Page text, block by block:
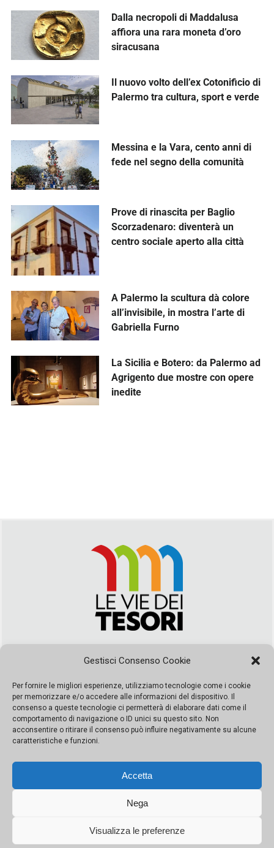
Gestisci Consenso Cookie
Per fornire le migliori esperienze, utilizziamo tecnologie come i cookie
per memorizzare e/o accedere alle informazioni del dispositivo. Il
consenso a queste tecnologie ci permetterà di elaborare dati come il
comportamento di navigazione o ID unici su questo sito. Non
acconsentire o ritirare il consenso può influire negativamente su alcune
caratteristiche e funzioni.
Accetta
Nega
Visualizza le preferenze
Dalla necropoli di Maddalusa
affiora una rara moneta d’oro
siracusana
Il nuovo volto dell’ex Cotonificio di
Palermo tra cultura, sport e verde
Messina e la Vara, cento anni di
fede nel segno della comunità
Prove di rinascita per Baglio
Scorzadenaro: diventerà un
centro sociale aperto alla città
A Palermo la scultura dà colore
all’invisibile, in mostra l’arte di
Gabriella Furno
La Sicilia e Botero: da Palermo ad
Agrigento due mostre con opere
inedite
segreteria@leviedeitesori.it
Direttore ResponsabileMarcello Barbaro – Aut. del tribunale di
Palermo n. 19 del 2017 iscrizione al roc numero 37003 Editore
Porta Felice Srl. Sede legale: Via Libertà 93 – 90143 Palermo
Società iscritta alla Camera di Commercio di Palermo Ufficio
065228208251 Capitale 10000 euro IV
© Copyright Porta Felice | Le Vie dei Tesori. Tutti i diritti riservati |Privacy Policy